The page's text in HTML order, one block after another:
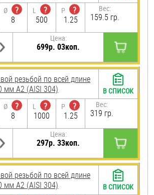
Ø
?
8
L
?
500
P
?
1.25
Вес:
159.5 гр.
Цена:
699р. 03коп.
резьбой по всей длине
мм А2 (AISI 304)
Ø
?
8
L
?
1000
P
?
1.25
Вес:
319 гр.
Цена:
297р. 33коп.
В СПИСОК
резьбой по всей длине
мм А2 (AISI 304)
В СПИСОК